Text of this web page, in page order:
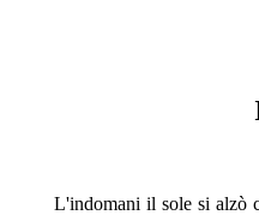
L'indomani il sole si alzò